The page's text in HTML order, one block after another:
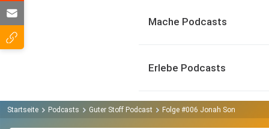
Mache Podcasts
Erlebe Podcasts
Startseite Podcasts Guter Stoff Podcast Folge #006 Jonah Son